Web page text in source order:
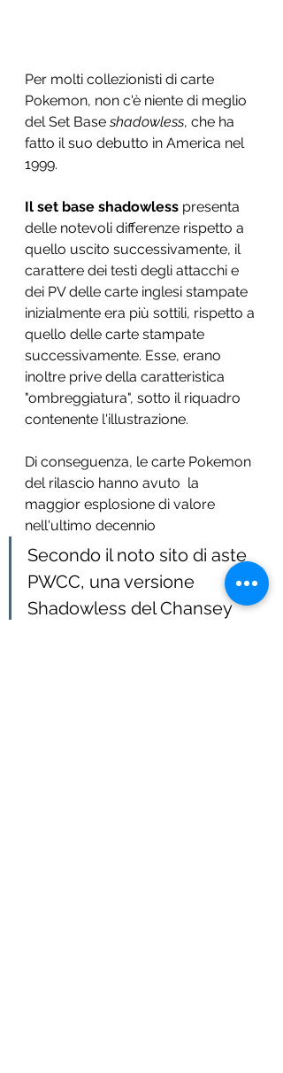
Per molti collezionisti di carte
Pokemon, non c'è niente di meglio
del Set Base shadowless, che ha
fatto il suo debutto in America nel
1999.
Il set base shadowless presenta
delle notevoli differenze rispetto a
quello uscito successivamente, il
carattere dei testi degli attacchi e
dei PV delle carte inglesi stampate
inizialmente era più sottili, rispetto a
quello delle carte stampate
successivamente. Esse, erano
inoltre prive della caratteristica
"ombreggiatura", sotto il riquadro
contenente l'illustrazione.
Di conseguenza, le carte Pokemon
del rilascio hanno avuto  la
maggior esplosione di valore
nell'ultimo decennio
Secondo il noto sito di aste
PWCC, una versione
Shadowless del Chansey